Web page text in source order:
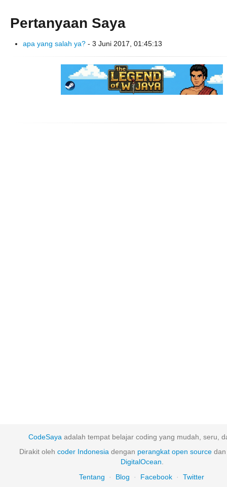
Pertanyaan Saya
apa yang salah ya? - 3 Juni 2017, 01:45:13
CodeSaya adalah tempat belajar coding yang mudah, seru,
Dirakit oleh coder Indonesia dengan perangkat open source
DigitalOcean
Tentang
· Blog · Facebook · Twitter